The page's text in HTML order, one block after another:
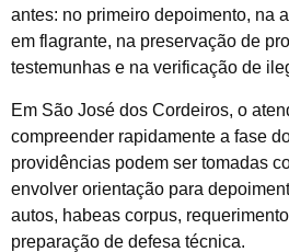
antes: no primeiro depoimento, na
em flagrante, na preservação de
testemunhas e na verificação de
Em São José dos Cordeiros, o
compreender rapidamente a fase
providências podem ser tomadas
envolver orientação para
autos, habeas corpus,
preparação de defesa técnica.